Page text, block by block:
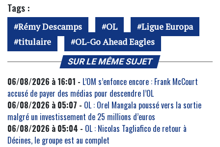
Tags :
Rémy Descamps OL
Ligue Europa
titulaire
OL-Go Ahead Eagles
SUR LE MÊME SUJET
06/08/2026 à 16:01 - L’OM s’enfonce encore : Frank McCourt
accusé de payer des médias pour descendre l’OL
06/08/2026 à 05:07 - OL : Orel Mangala poussé vers la sortie
malgré un investissement de 25 millions d’euros
06/08/2026 à 05:04 - OL : Nicolas Tagliafico de retour à
Décines, le groupe est au complet